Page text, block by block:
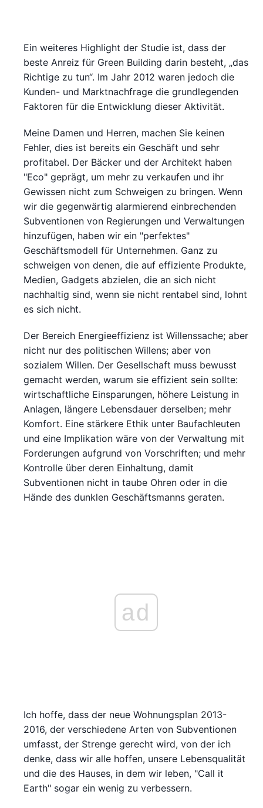
Ein weiteres Highlight der Studie ist, dass der
beste Anreiz für Green Building darin besteht, „das
Richtige zu tun“. Im Jahr 2012 waren jedoch die
Kunden- und Marktnachfrage die grundlegenden
Faktoren für die Entwicklung dieser Aktivität.
Meine Damen und Herren, machen Sie keinen
Fehler, dies ist bereits ein Geschäft und sehr
profitabel. Der Bäcker und der Architekt haben
"Eco" geprägt, um mehr zu verkaufen und ihr
Gewissen nicht zum Schweigen zu bringen. Wenn
wir die gegenwärtig alarmierend einbrechenden
Subventionen von Regierungen und Verwaltungen
hinzufügen, haben wir ein "perfektes"
Geschäftsmodell für Unternehmen. Ganz zu
schweigen von denen, die auf effiziente Produkte,
Medien, Gadgets abzielen, die an sich nicht
nachhaltig sind, wenn sie nicht rentabel sind, lohnt
es sich nicht.
Der Bereich Energieeffizienz ist Willenssache; aber
nicht nur des politischen Willens; aber von
sozialem Willen. Der Gesellschaft muss bewusst
gemacht werden, warum sie effizient sein sollte:
wirtschaftliche Einsparungen, höhere Leistung in
Anlagen, längere Lebensdauer derselben; mehr
Komfort. Eine stärkere Ethik unter Baufachleuten
und eine Implikation wäre von der Verwaltung mit
Forderungen aufgrund von Vorschriften; und mehr
Kontrolle über deren Einhaltung, damit
Subventionen nicht in taube Ohren oder in die
Hände des dunklen Geschäftsmanns geraten.
ad
Ich hoffe, dass der neue Wohnungsplan 2013-
2016, der verschiedene Arten von Subventionen
umfasst, der Strenge gerecht wird, von der ich
denke, dass wir alle hoffen, unsere Lebensqualität
und die des Hauses, in dem wir leben, "Call it
Earth" sogar ein wenig zu verbessern.